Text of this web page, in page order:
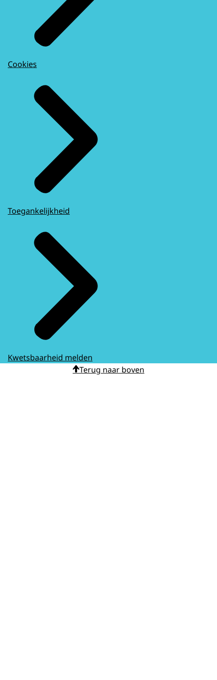
Cookies
Toegankelijkheid
Kwetsbaarheid melden
Terug naar boven